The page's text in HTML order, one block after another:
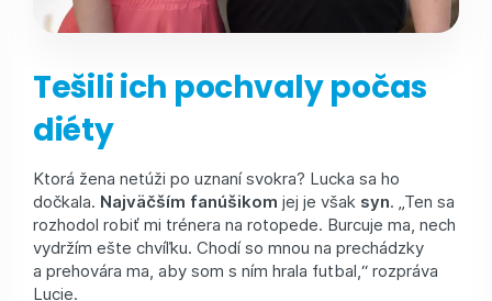
Tešili ich pochvaly počas
diéty
Ktorá žena netúži po uznaní svokra? Lucka sa ho
dočkala. Najväčším fanúšikom jej je však syn. „Ten sa
rozhodol robiť mi trénera na rotopede. Burcuje ma, nech
vydržím ešte chvíľku. Chodí so mnou na prechádzky
a prehovára ma, aby som s ním hrala futbal,“ rozpráva
Lucie.